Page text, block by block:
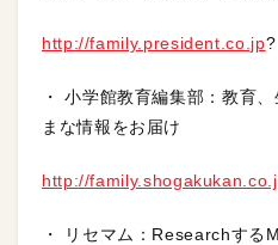
http://family.president.co.jp?
・ 小学館教育編集部：教育
まな情報をお届け
http://
・ リセマム：Researchする